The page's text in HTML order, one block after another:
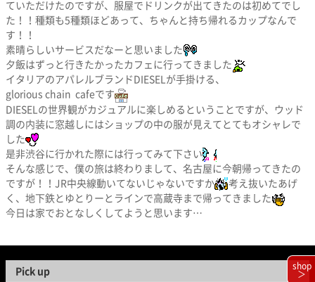
ていただけたのですが、服屋でドリンクが出てきたのは初めてでし
た！！種類も5種類ほどあって、ちゃんと持ち帰れるカップなんで
す！！
素晴らしいサービスだなーと思いました
夕飯はずっと行きたかったカフェに行ってきました
イタリアのアパレルブランドDIESELが手掛ける、
glorious chain cafeです
DIESELの世界観がカジュアルに楽しめるということですが、ウッド
調の内装に窓越しにはショップの中の服が見えてとてもオシャレで
した
是非渋谷に行かれた際には行ってみて下さい
そんな感じで、僕の旅は終わりまして、名古屋に今朝帰ってきたの
ですが！！JR中央線動いてないじゃないですか
考え抜いたあげ
く、地下鉄とゆとりーとラインで高蔵寺まで帰ってきました
今日は家でおとなしくしてようと思います…
Pick up
shop
＞